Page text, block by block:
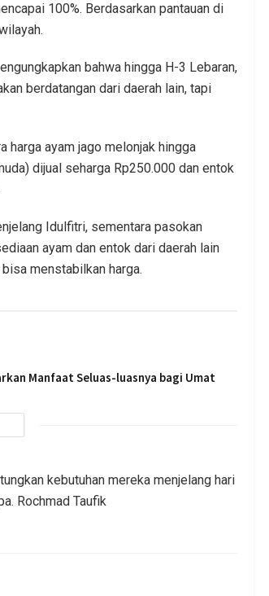
100%. Berdasarkan pantauan di
bahwa hingga H-3 Lebaran,
berdatangan dari daerah lain, tapi
harga ayam jago melonjak hingga
dijual seharga Rp250.000 dan entok
Idulfitri, sementara pasokan
ayam dan entok dari daerah lain
menstabilkan harga.
Manfaat Seluas-luasnya bagi Umat
kebutuhan mereka menjelang hari
Rochmad Taufik